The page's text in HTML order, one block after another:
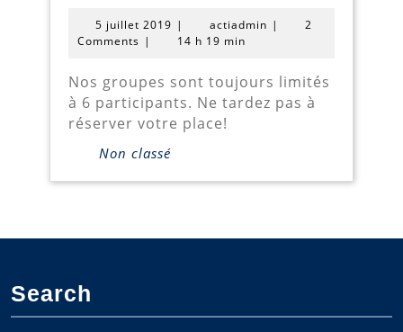
5 juillet 2019
juillet
| actiadmin actiadmin
|
2
Comments | 14 h 19 min
Nos groupes sont toujours limités
à 6 participants. Ne tardez pas à
réserver votre place!
Non classé
Search